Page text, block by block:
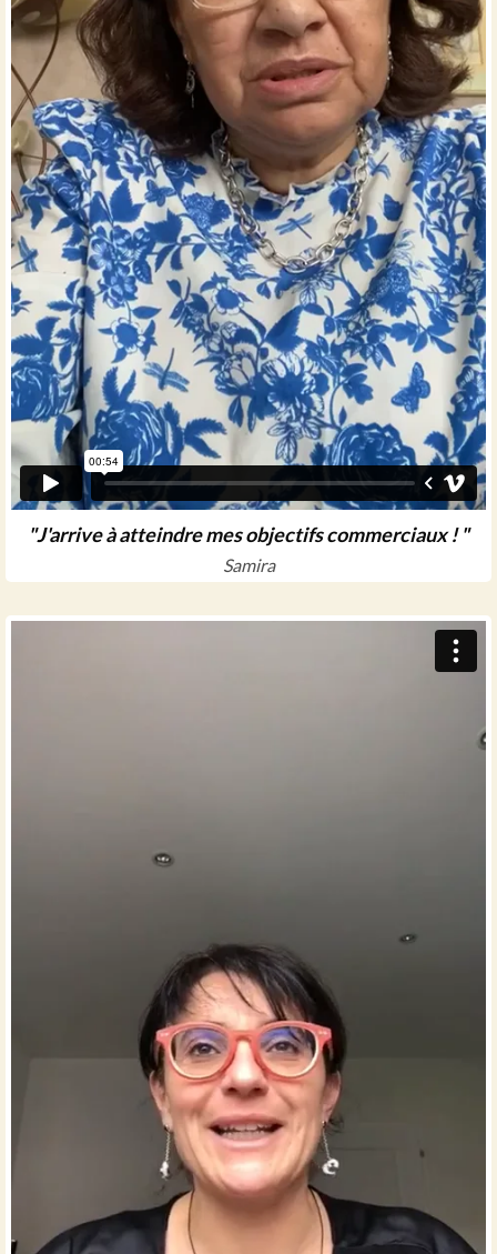
"J'arrive à atteindre mes objectifs commerciaux ! "
Samira